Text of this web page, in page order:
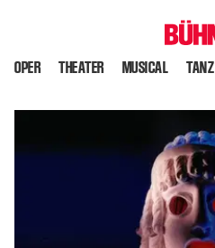
OPER THEATER MUSICAL TANZ